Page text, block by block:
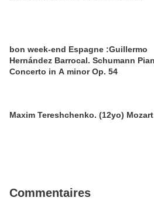
bon week-end Espagne :Guillermo
Hernández Barrocal. Schumann Piano
Concerto in A minor Op. 54
Maxim Tereshchenko. (12yo) Mozart
Commentaires